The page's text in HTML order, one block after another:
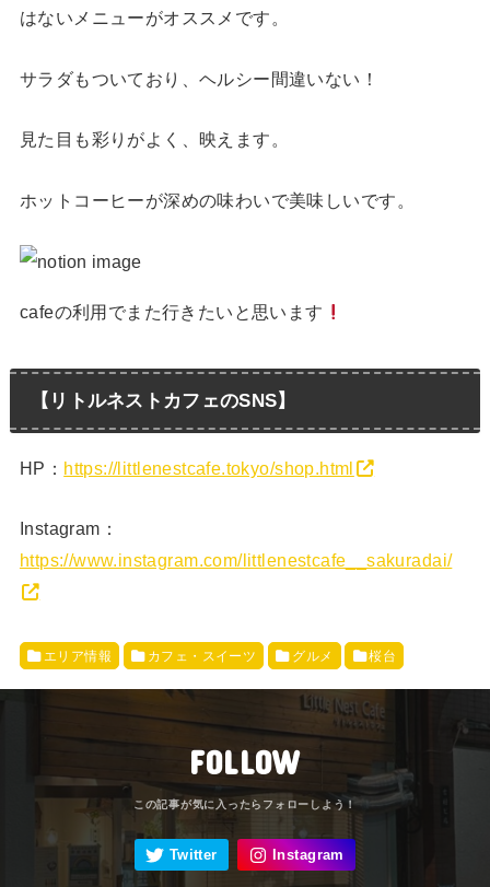
はないメニューがオススメです。
サラダもついており、ヘルシー間違いない！
見た目も彩りがよく、映えます。
ホットコーヒーが深めの味わいで美味しいです。
cafeの利用でまた行きたいと思います
【リトルネストカフェのSNS】
HP： https://littlenestcafe.tokyo/shop.html
Instagram：
https://www.instagram.com/littlenestcafe__sakuradai/
エリア情報 カフェ・スイーツ グルメ 桜台
FOLLOW